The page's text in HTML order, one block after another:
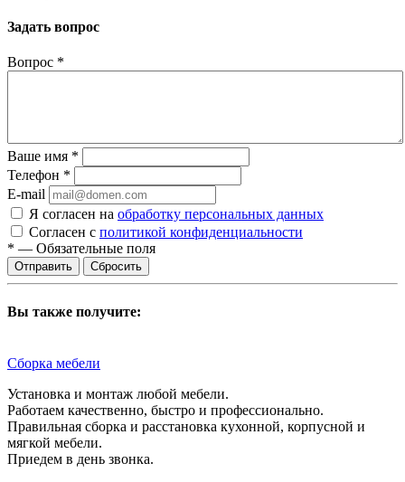
Задать вопрос
Вопрос *
Ваше имя *
Телефон *
E-mail
Я согласен на обработку персональных данных
Согласен с политикой конфиденциальности
* — Обязательные поля
Сбросить
Вы также получите:
Сборка мебели
Установка и монтаж любой мебели.
Работаем качественно, быстро и профессионально.
Правильная сборка и расстановка кухонной, корпусной и
мягкой мебели.
Приедем в день звонка.